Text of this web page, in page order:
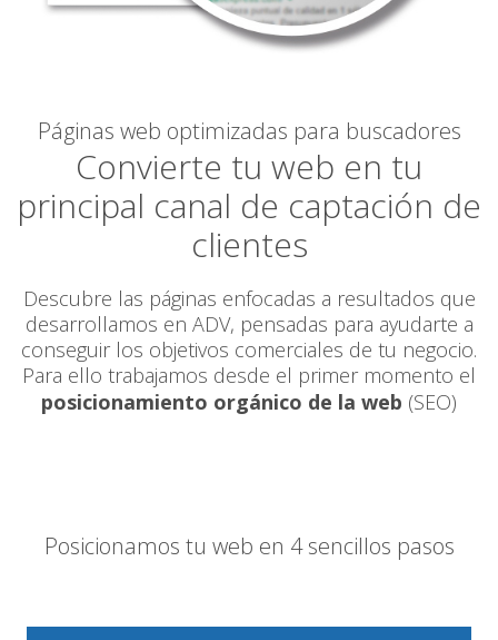
Páginas web optimizadas para buscadores
Convierte tu web en tu
principal canal de captación de
clientes
Descubre las páginas enfocadas a resultados que
desarrollamos en ADV, pensadas para ayudarte a
conseguir los objetivos comerciales de tu negocio.
Para ello trabajamos desde el primer momento el
posicionamiento orgánico de la web (SEO)
Posicionamos tu web en 4 sencillos pasos